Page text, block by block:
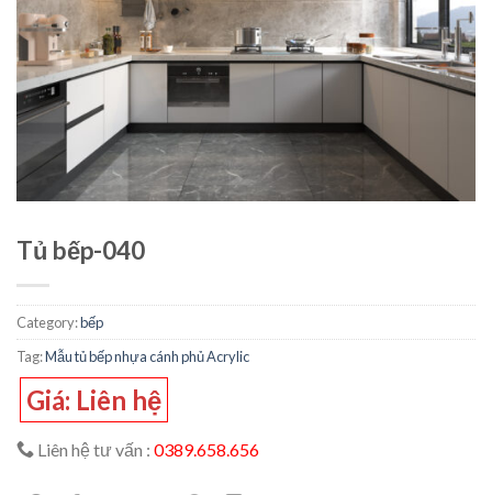
Tủ bếp-040
Category:bếp
Tag:Mẫu tủ bếp nhựa cánh phủ Acrylic
Giá: Liên hệ
Liên hệ tư vấn : 0389.658.656